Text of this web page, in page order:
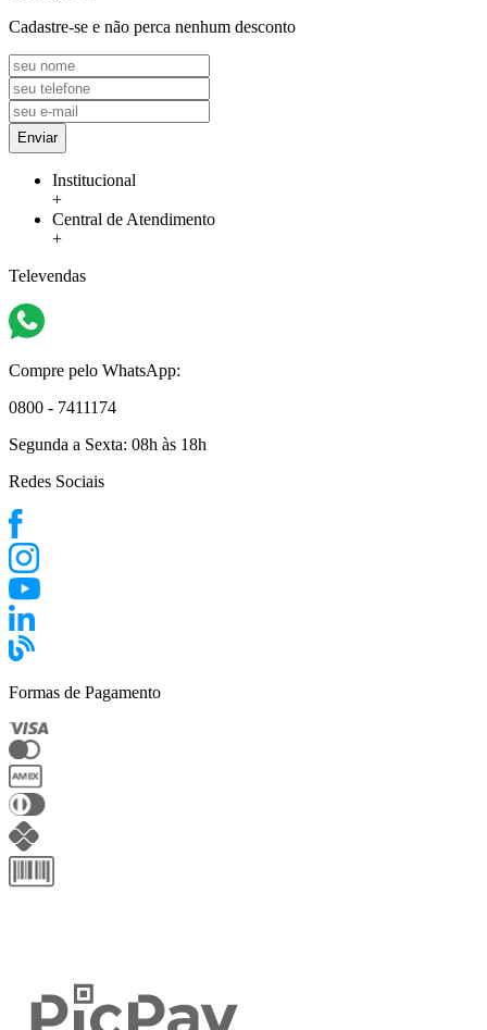
Cadastre-se e não perca nenhum desconto
Enviar
Institucional
+
Central de Atendimento
+
Televendas
Compre pelo WhatsApp:
0800 - 7411174
Segunda a Sexta: 08h às 18h
Redes Sociais
Formas de Pagamento